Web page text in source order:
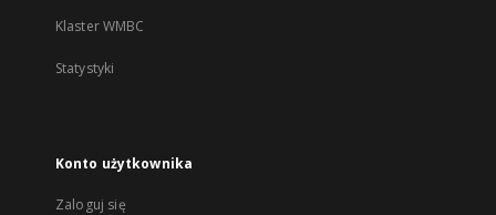
Klaster WMBC
Statystyki
Konto użytkownika
Zaloguj się